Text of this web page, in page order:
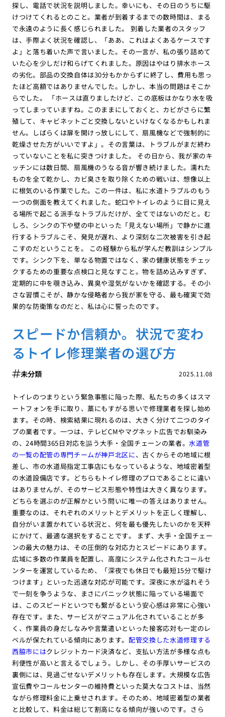
探し、電話で状況を説明しました。幸いにも、その日のうちに駆
けつけてくれるとのこと。業者が到着するまでの数時間は、まる
で永遠のように長く感じられました。 到着した業者のスタッフ
は、手際よく状況を確認し、「ああ、これはよくあるケースです
よ」と落ち着いた声で言いました。その一言が、私の張り詰めて
いた心を少しだけ和らげてくれました。原因はやはり排水ホース
の劣化。部品の交換自体は30分もかからずに終了し、費用も思っ
たほど高額ではありませんでした。しかし、本当の問題はそこか
らでした。 「ホースは直りましたけど、この底板はかなり水を吸
ってしまっていますね。このままにしておくと、カビがさらに繁
殖して、キャビネットごと交換しないといけなくなるかもしれま
せん。しばらくは扉を開けっ放しにして、扇風機などで強制的に
乾燥させた方がいいですよ」。その言葉は、トラブルがまだ終わ
っていないことを私に突きつけました。 その日から、我が家のキ
ッチンには数日間、扇風機のうなる音が響き続けました。濡れた
ものを全て乾かし、カビ臭さを取り除くための戦いは、想像以上
に根気のいる作業でした。この一件は、私に水道トラブルのもう
一つの側面を教えてくれました。蛇口やトイレのように目に見え
る場所で起こる派手なトラブルだけが、全てではないのだと。む
しろ、シンクの下や壁の中といった「見えない場所」で静かに進
行するトラブルこそ、発見が遅れ、より深刻な二次被害を引き起
こすのだということを。 この経験から私が学んだ教訓はシンプル
です。シンク下を、単なる物置ではなく、家の健康状態をチェッ
クするための重要な点検口と見なすこと。物を詰め込みすぎず、
定期的に中を覗き込み、異臭や湿気がないかを確認する。その小
さな習慣こそが、静かな侵略者から我が家を守る、最も確実で効
果的な防衛策なのだと、私は心に誓ったのです。
スピードか信頼か。状況で変わ
るトイレ修理業者の選び方
2025.11.08
未分類
トイレのつまりという緊急事態に陥った際、私たちの多くはスマ
ートフォンを手に取り、藁にもすがる思いで修理業者を探し始め
ます。その時、検索結果に現れるのは、大きく分けて二つのタイ
プの業者です。一つは、テレビCMやマグネット広告でお馴染み
の、24時間365日対応を謳う大手・全国チェーンの業者。水道管
の一覧の配管の専門チームが神戸北区に、古くからその地域に根
差し、市の水道局指定工事店にもなっているような、地域密着型
の水道設備店です。どちらもトイレ修理のプロであることに違い
はありませんが、そのサービス形態や特性は大きく異なります。
どちらを選ぶのが正解かという問いに唯一の答えはありません。
重要なのは、それぞれのメリットとデメリットを正しく理解し、
自分がいま置かれている状況と、何を最も優先したいのかを天秤
にかけて、最適な選択をすることです。 まず、大手・全国チェー
ンの最大の魅力は、その圧倒的な対応力とスピードにあります。
広域に多数の作業員を配置し、高度にシステム化されたコールセ
ンターを運営しているため、「深夜でも休日でも最短15分で駆け
つけます」といった迅速な対応が可能です。深夜に水が溢れそう
で一刻を争うような、まさにパニック状態に陥っている場面で
は、このスピードといつでも繋がるという安心感は非常に心強い
存在です。また、サービスがマニュアル化されていることが多
く、作業員の身だしなみや言葉遣いといった接客応対も一定のレ
ベルが保たれている傾向にあります。配管交換した水道修理する
西脇市にはクレジットカード決済など、支払い方法が多様な点も
利便性が高いと言えるでしょう。しかし、その手厚いサービスの
裏側には、見過ごせないデメリットも存在します。大規模な広告
宣伝費やコールセンターの維持費といった莫大なコストは、当然
ながら修理料金に上乗せされます。そのため、地域密着型の業者
と比較して、料金は総じて割高になる傾向が強いのです。さら